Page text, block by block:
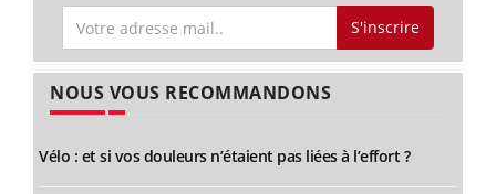
S'inscrire
NOUS VOUS RECOMMANDONS
Vélo : et si vos douleurs n’étaient pas liées à l’effort ?